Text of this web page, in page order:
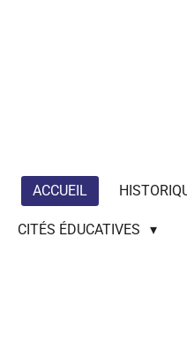
ACCUEIL
CITÉS ÉDUCATIVES